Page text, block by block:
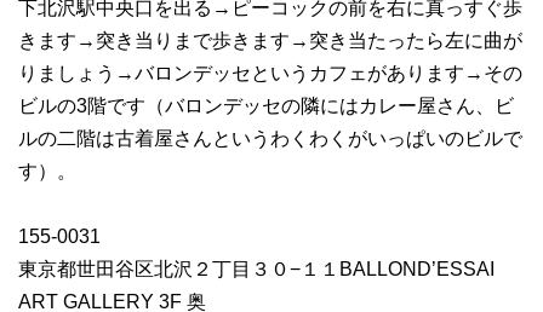
下北沢駅中央口を出る→ピーコックの前を右に真っすぐ歩
きます→突き当りまで歩きます→突き当たったら左に曲が
りましょう→バロンデッセというカフェがあります→その
ビルの3階です（バロンデッセの隣にはカレー屋さん、ビ
ルの二階は古着屋さんというわくわくがいっぱいのビルで
す）。
155-0031
東京都世田谷区北沢２丁目３０−１１BALLOND’ESSAI
ART GALLERY 3F 奥